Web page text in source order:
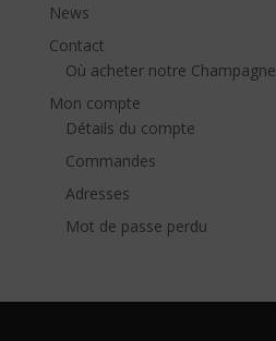
News
Contact
Où acheter notre Champagne
Mon compte
Détails du compte
Commandes
Adresses
Mot de passe perdu